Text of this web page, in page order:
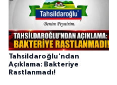
Tahsildaroğlu'ndan
Açıklama: Bakteriye
Rastlanmadı!